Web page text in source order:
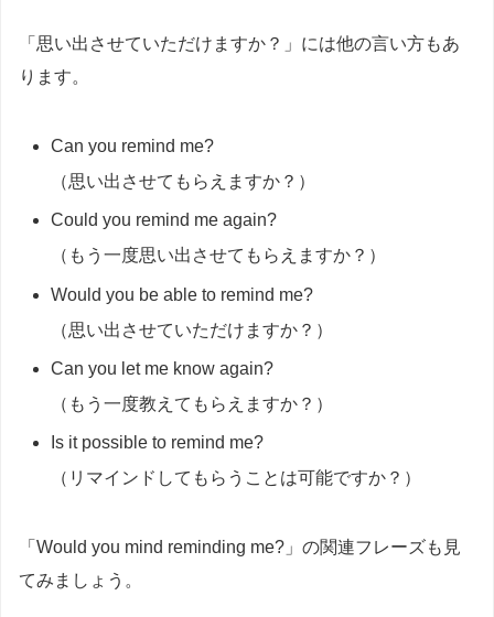
「思い出させていただけますか？」には他の言い方もあ
ります。
Can you remind me?
（思い出させてもらえますか？）
Could you remind me again?
（もう一度思い出させてもらえますか？）
Would you be able to remind me?
（思い出させていただけますか？）
Can you let me know again?
（もう一度教えてもらえますか？）
Is it possible to remind me?
（リマインドしてもらうことは可能ですか？）
「Would you mind reminding me?」の関連フレーズも見
てみましょう。